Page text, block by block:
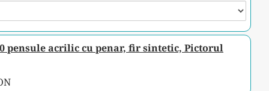
pensule acrilic cu penar, fir sintetic, Pictorul